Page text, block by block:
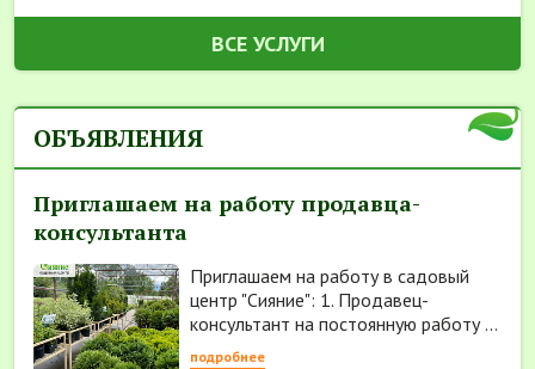
ВСЕ УСЛУГИ
ОБЪЯВЛЕНИЯ
Приглашаем на работу продавца-
консультанта
Приглашаем на работу в садовый
центр "Сияние": 1. Продавец-
консультант на постоянную работу ...
подробнее